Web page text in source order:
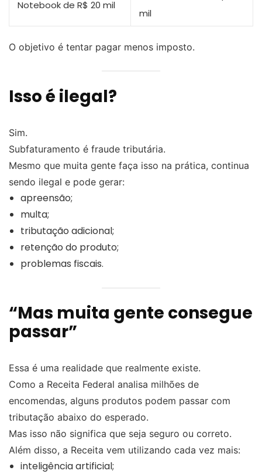
Notebook de R$ 20 mil
mil
O objetivo é tentar pagar menos imposto.
Isso é ilegal?
Sim.
Subfaturamento é fraude tributária.
Mesmo que muita gente faça isso na prática, continua
sendo ilegal e pode gerar:
apreensão;
multa;
tributação adicional;
retenção do produto;
problemas fiscais.
“Mas muita gente consegue
passar”
Essa é uma realidade que realmente existe.
Como a Receita Federal analisa milhões de
encomendas, alguns produtos podem passar com
tributação abaixo do esperado.
Mas isso não significa que seja seguro ou correto.
Além disso, a Receita vem utilizando cada vez mais:
inteligência artificial;